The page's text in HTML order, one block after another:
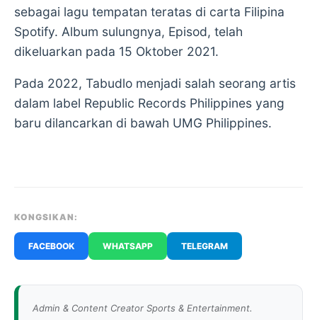
sebagai lagu tempatan teratas di carta Filipina
Spotify. Album sulungnya, Episod, telah
dikeluarkan pada 15 Oktober 2021.
Pada 2022, Tabudlo menjadi salah seorang artis
dalam label Republic Records Philippines yang
baru dilancarkan di bawah UMG Philippines.
KONGSIKAN:
FACEBOOK WHATSAPP TELEGRAM
Admin & Content Creator Sports & Entertainment.